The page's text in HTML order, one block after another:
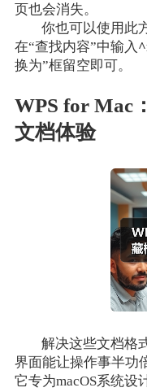
页也会消失。
你也可以使用此
在“查找内容”中输入
换为”框留空即可。
WPS for Mac
文档体验
解决这些文档格
界面能让操作事半功
它专为macOS系统设